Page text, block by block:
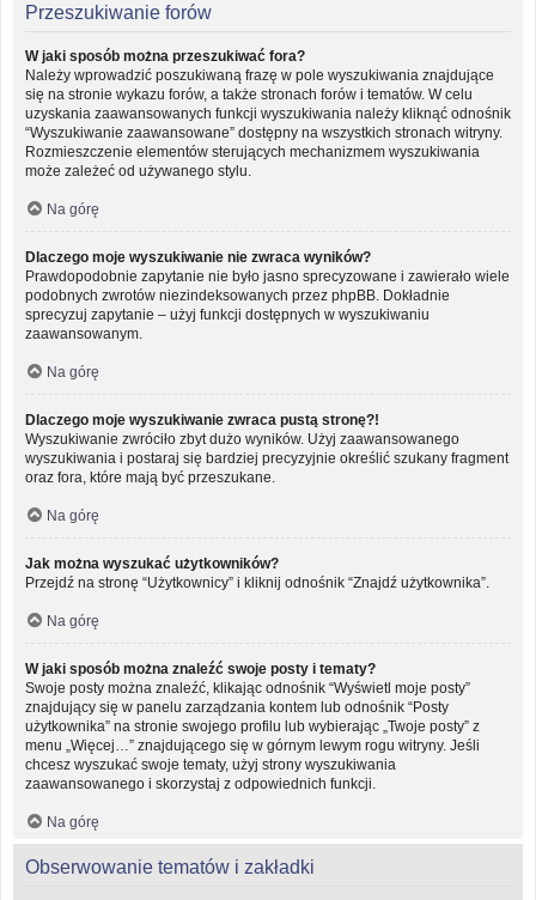
Przeszukiwanie forów
W jaki sposób można przeszukiwać fora?
Należy wprowadzić poszukiwaną frazę w pole wyszukiwania znajdujące
się na stronie wykazu forów, a także stronach forów i tematów. W celu
uzyskania zaawansowanych funkcji wyszukiwania należy kliknąć odnośnik
“Wyszukiwanie zaawansowane” dostępny na wszystkich stronach witryny.
Rozmieszczenie elementów sterujących mechanizmem wyszukiwania
może zależeć od używanego stylu.
Na górę
Dlaczego moje wyszukiwanie nie zwraca wyników?
Prawdopodobnie zapytanie nie było jasno sprecyzowane i zawierało wiele
podobnych zwrotów niezindeksowanych przez phpBB. Dokładnie
sprecyzuj zapytanie – użyj funkcji dostępnych w wyszukiwaniu
zaawansowanym.
Na górę
Dlaczego moje wyszukiwanie zwraca pustą stronę?!
Wyszukiwanie zwróciło zbyt dużo wyników. Użyj zaawansowanego
wyszukiwania i postaraj się bardziej precyzyjnie określić szukany fragment
oraz fora, które mają być przeszukane.
Na górę
Jak można wyszukać użytkowników?
Przejdź na stronę “Użytkownicy” i kliknij odnośnik “Znajdź użytkownika”.
Na górę
W jaki sposób można znaleźć swoje posty i tematy?
Swoje posty można znaleźć, klikając odnośnik “Wyświetl moje posty”
znajdujący się w panelu zarządzania kontem lub odnośnik “Posty
użytkownika” na stronie swojego profilu lub wybierając „Twoje posty” z
menu „Więcej…” znajdującego się w górnym lewym rogu witryny. Jeśli
chcesz wyszukać swoje tematy, użyj strony wyszukiwania
zaawansowanego i skorzystaj z odpowiednich funkcji.
Na górę
Obserwowanie tematów i zakładki